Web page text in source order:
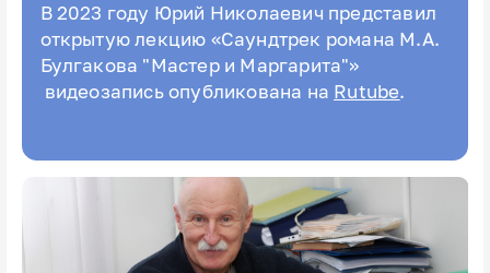
В 2023 году Юрий Николаевич представил
открытую лекцию «Саундтрек романа М.А.
Булгакова "Мастер и Маргарита"»
видеозапись опубликована на Rutube.